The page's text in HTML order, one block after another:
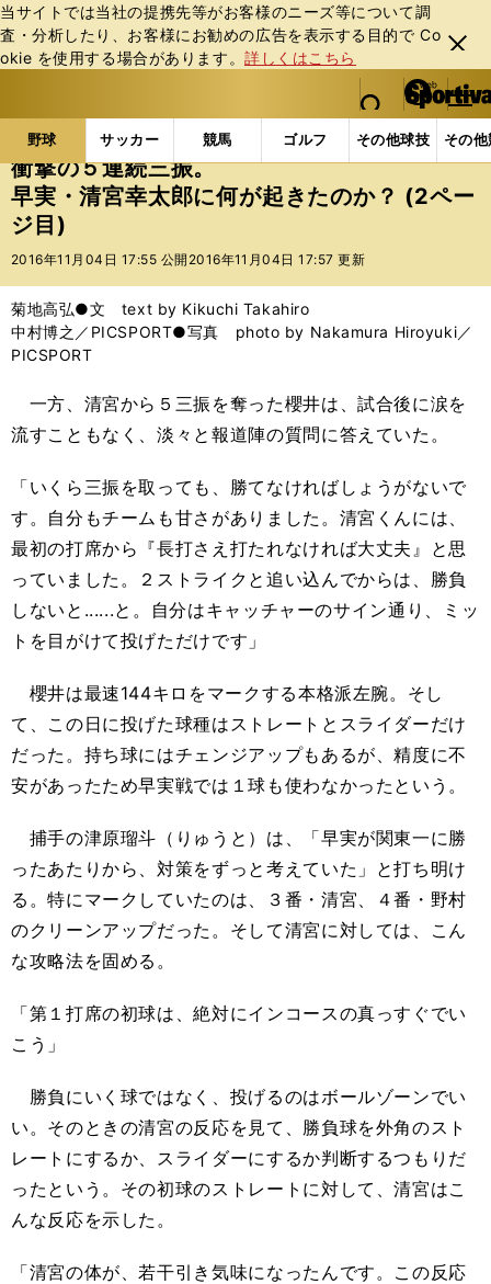
当サイトでは当社の提携先等がお客様のニーズ等について調
査・分析したり、お客様にお勧めの広告を表⽰する⽬的で Co
okie を使⽤する場合があります。詳しくはこちら
閉じ
る
web Sportiva (webスポルティーバ)
検索
マイペ
ー
ジ
メニュ
野球 サッカー 競馬 ゴルフ その他球技 その
b
ス
ポ
ル
テ
ー
バ
野球の記事一覧 高校野球他 衝撃の５連続三振。早
衝撃の５連続三振。
早実・清宮幸太郎に何が起きたのか？ (2ペー
ジ目)
2016年11月04日 17:55 公開 2016年11月04日 17:57 更新
菊地高弘●文 text by Kikuchi Takahiro
中村博之／PICSPORT●写真 photo by Nakamura Hiroyuki／
PICSPORT
一方、清宮から５三振を奪った櫻井は、試合後に涙を
流すこともなく、淡々と報道陣の質問に答えていた。
「いくら三振を取っても、勝てなければしょうがないで
す。自分もチームも甘さがありました。清宮くんには、
最初の打席から『長打さえ打たれなければ大丈夫』と思
っていました。２ストライクと追い込んでからは、勝負
しないと......と。自分はキャッチャーのサイン通り、ミッ
トを目がけて投げただけです」
櫻井は最速144キロをマークする本格派左腕。そし
て、この日に投げた球種はストレートとスライダーだけ
だった。持ち球にはチェンジアップもあるが、精度に不
安があったため早実戦では１球も使わなかったという。
捕手の津原瑠斗（りゅうと）は、「早実が関東一に勝
ったあたりから、対策をずっと考えていた」と打ち明け
る。特にマークしていたのは、３番・清宮、４番・野村
のクリーンアップだった。そして清宮に対しては、こん
な攻略法を固める。
「第１打席の初球は、絶対にインコースの真っすぐでい
こう」
勝負にいく球ではなく、投げるのはボールゾーンでい
い。そのときの清宮の反応を見て、勝負球を外角のスト
レートにするか、スライダーにするか判断するつもりだ
ったという。その初球のストレートに対して、清宮はこ
んな反応を示した。
「清宮の体が、若干引き気味になったんです。この反応